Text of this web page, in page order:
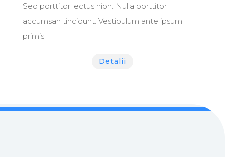
Sed porttitor lectus nibh. Nulla porttitor
accumsan tincidunt. Vestibulum ante ipsum
primis
Detalii